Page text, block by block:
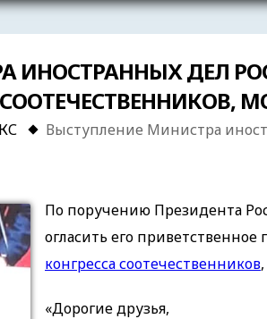
ИНОСТРАННЫХ ДЕЛ
Выступление Министра
По поручению Президента
огласить его
конгресса соотечественников
«Дорогие друзья,